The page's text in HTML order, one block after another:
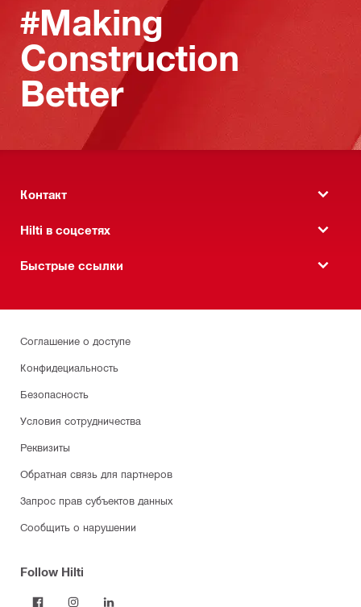
#Making
Construction
Better
Контакт
Hilti в соцсетях
Быстрые ссылки
Соглашение о доступе
Конфидециальность
Безопасность
Условия сотрудничества
Реквизиты
Обратная связь для партнеров
Запрос прав субъектов данных
Сообщить о нарушении
Follow Hilti